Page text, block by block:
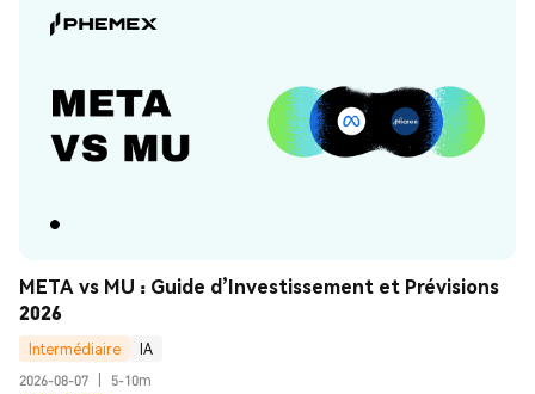
META vs MU : Guide d’Investissement et Prévisions
2026
Intermédiaire
IA
2026-08-07
5-10m